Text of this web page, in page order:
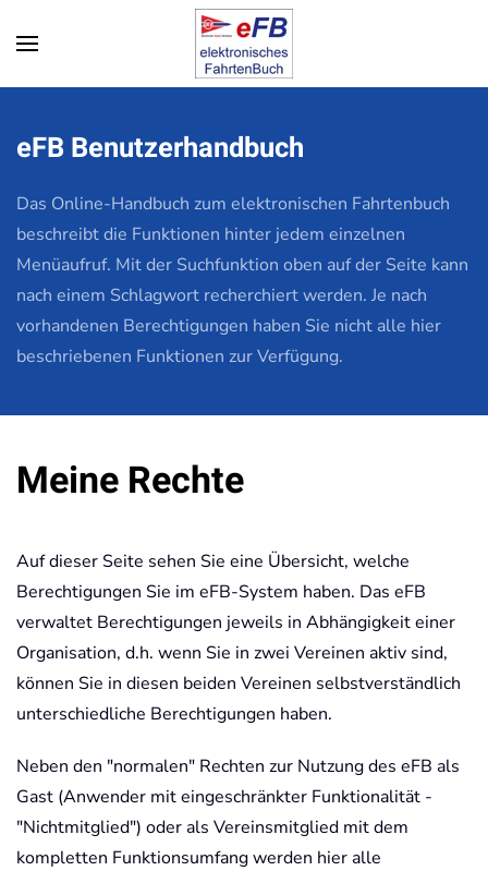
Zum Hauptinhalt springen
eFB Benutzerhandbuch
Das Online-Handbuch zum elektronischen Fahrtenbuch
beschreibt die Funktionen hinter jedem einzelnen
Menüaufruf. Mit der Suchfunktion oben auf der Seite kann
nach einem Schlagwort recherchiert werden. Je nach
vorhandenen Berechtigungen haben Sie nicht alle hier
beschriebenen Funktionen zur Verfügung.
Meine Rechte
Auf dieser Seite sehen Sie eine Übersicht, welche
Berechtigungen Sie im eFB-System haben. Das eFB
verwaltet Berechtigungen jeweils in Abhängigkeit einer
Organisation, d.h. wenn Sie in zwei Vereinen aktiv sind,
können Sie in diesen beiden Vereinen selbstverständlich
unterschiedliche Berechtigungen haben.
Neben den "normalen" Rechten zur Nutzung des eFB als
Gast (Anwender mit eingeschränkter Funktionalität -
"Nichtmitglied") oder als Vereinsmitglied mit dem
kompletten Funktionsumfang werden hier alle